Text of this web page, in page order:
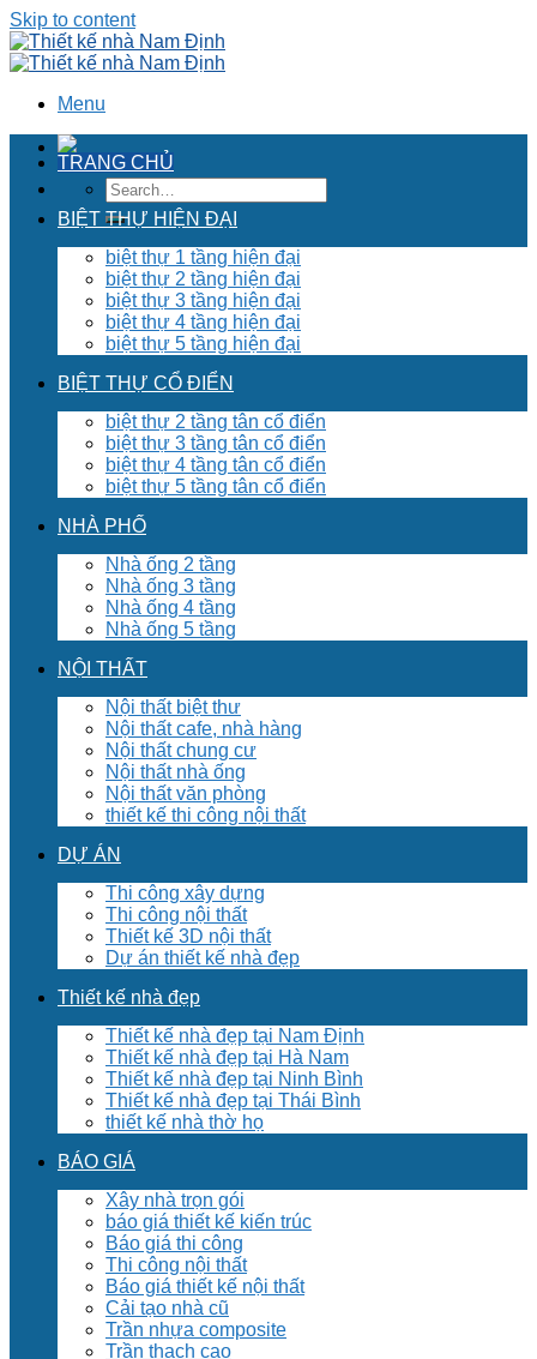
Skip to content
Menu
TRANG CHỦ
BIỆT THỰ HIỆN ĐẠI
biệt thự 1 tầng hiện đại
biệt thự 2 tầng hiện đại
biệt thự 3 tầng hiện đại
biệt thự 4 tầng hiện đại
biệt thự 5 tầng hiện đại
BIỆT THỰ CỔ ĐIỂN
biệt thự 2 tầng tân cổ điển
biệt thự 3 tầng tân cổ điển
biệt thự 4 tầng tân cổ điển
biệt thự 5 tầng tân cổ điển
NHÀ PHỐ
Nhà ống 2 tầng
Nhà ống 3 tầng
Nhà ống 4 tầng
Nhà ống 5 tầng
NỘI THẤT
Nội thất biệt thư
Nội thất cafe, nhà hàng
Nội thất chung cư
Nội thất nhà ống
Nội thất văn phòng
thiết kế thi công nội thất
DỰ ÁN
Thi công xây dựng
Thi công nội thất
Thiết kế 3D nội thất
Dự án thiết kế nhà đẹp
Thiết kế nhà đẹp
Thiết kế nhà đẹp tại Nam Định
Thiết kế nhà đẹp tại Hà Nam
Thiết kế nhà đẹp tại Ninh Bình
Thiết kế nhà đẹp tại Thái Bình
thiết kế nhà thờ họ
BÁO GIÁ
Xây nhà trọn gói
báo giá thiết kế kiến trúc
Báo giá thi công
Thi công nội thất
Báo giá thiết kế nội thất
Cải tạo nhà cũ
Trần nhựa composite
Trần thạch cao